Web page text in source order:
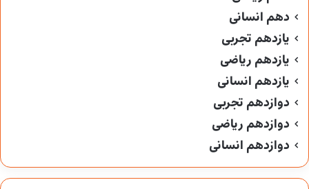
دهم انسانی
یازدهم تجربی
یازدهم ریاضی
یازدهم انسانی
دوازدهم تجربی
دوازدهم ریاضی
دوازدهم انسانی